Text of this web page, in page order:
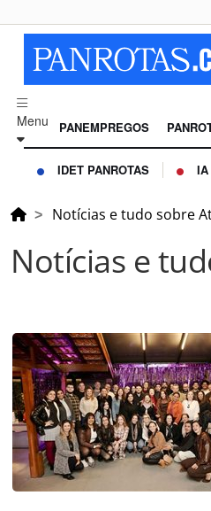
Menu PANEMPREGOS
IDET PANROTAS IA
Notícias e tudo sobre
Notícias e